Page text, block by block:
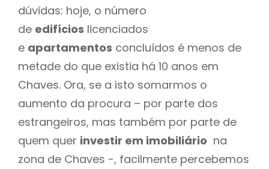
dúvidas: hoje, o número
de edifícios licenciados
e apartamentos concluídos é menos de
metade do que existia há 10 anos em
Chaves. Ora, se a isto somarmos o
aumento da procura – por parte dos
estrangeiros, mas também por parte de
quem quer investir em imobiliário na
zona de Chaves -, facilmente percebemos